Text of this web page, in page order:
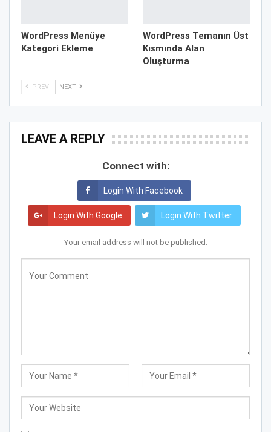
WordPress Menüye
Kategori Ekleme
WordPress Temanın Üst
Kısmında Alan
Oluşturma
PREV NEXT
LEAVE A REPLY
Connect with:
Login With Facebook
Login With Google Login With Twitter
Your email address will not be published.